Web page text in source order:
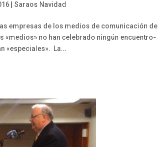
|Saraos Navidad
empresas de los medios de comunicación de
«medios» no han celebrado ningún encuentro-
«especiales». La...